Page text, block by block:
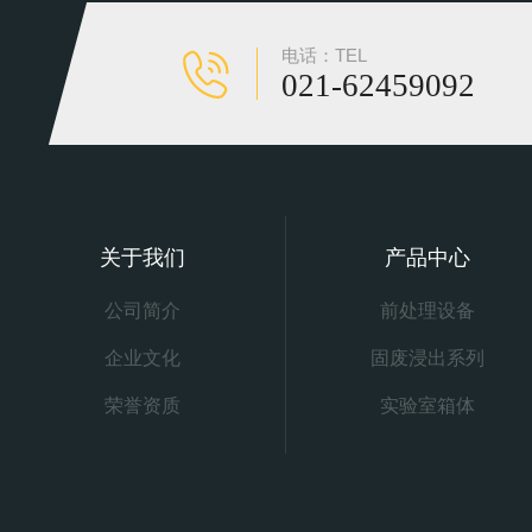
电话：TEL
021-62459092
关于我们
公司简介
企业文化
荣誉资质
产品中心
前处理设备
固废浸出系列
实验室箱体